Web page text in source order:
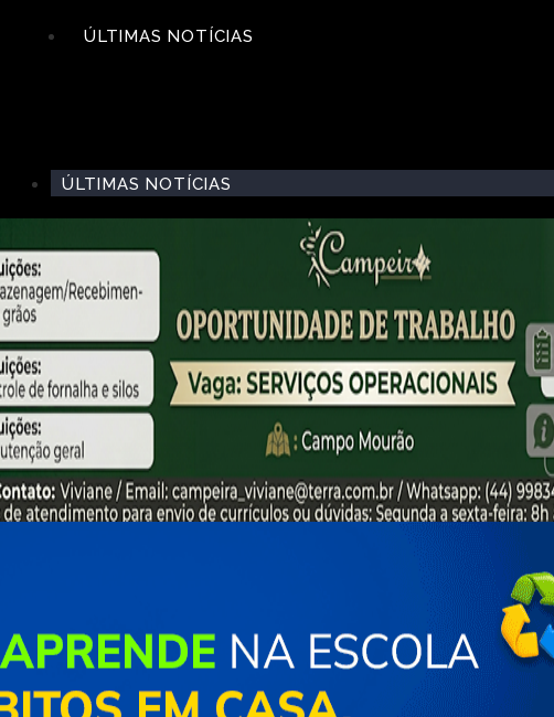
ÚLTIMAS NOTÍCIAS
ÚLTIMAS NOTÍCIAS